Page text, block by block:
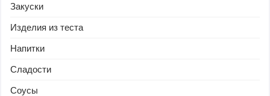
Закуски
Изделия из теста
Напитки
Сладости
Соусы